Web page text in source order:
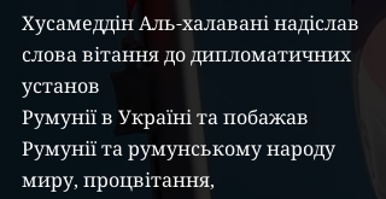
Хусамеддін Аль-халавані надіслав
слова вітання до дипломатичних
установ
Румунії в Україні та побажав
Румунії та румунському народу
миру, процвітання,